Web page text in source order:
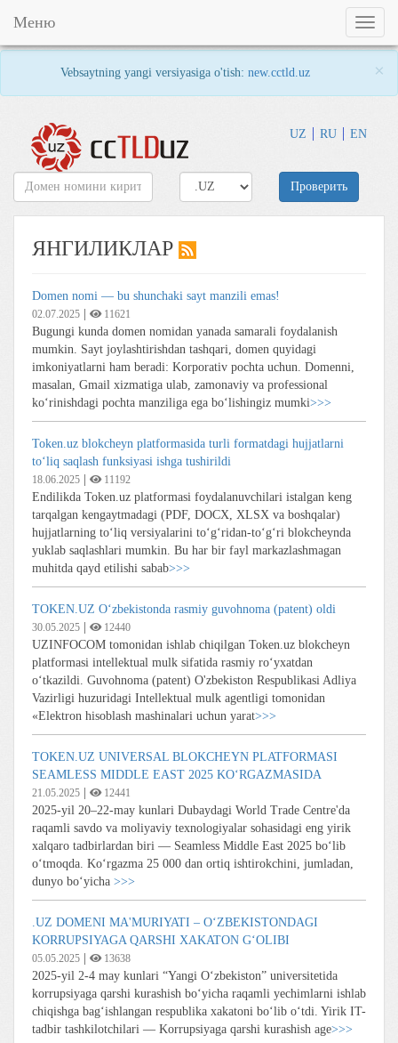
Vebsaytning yangi versiyasiga o'tish: new.cctld.uz ×
UZ RU EN
Toggle
Меню
Проверить
ЯНГИЛИКЛАР
Domen nomi — bu shunchaki sayt manzili emas!
02.07.2025 11621
Bugungi kunda domen nomidan yanada samarali foydalanish
mumkin. Sayt joylashtirishdan tashqari, domen quyidagi
imkoniyatlarni ham beradi: Korporativ pochta uchun. Domenni,
masalan, Gmail xizmatiga ulab, zamonaviy va professional
ko‘rinishdagi pochta manziliga ega bo‘lishingiz mumki>>>
Token.uz blokcheyn platformasida turli formatdagi hujjatlarni
to‘liq saqlash funksiyasi ishga tushirildi
18.06.2025 11192
Endilikda Token.uz platformasi foydalanuvchilari istalgan keng
tarqalgan kengaytmadagi (PDF, DOCX, XLSX va boshqalar)
hujjatlarning to‘liq versiyalarini to‘g‘ridan-to‘g‘ri blokcheynda
yuklab saqlashlari mumkin. Bu har bir fayl markazlashmagan
muhitda qayd etilishi sabab>>>
TOKEN.UZ O‘zbekistonda rasmiy guvohnoma (patent) oldi
30.05.2025 12440
UZINFOCOM tomonidan ishlab chiqilgan Token.uz blokcheyn
platformasi intellektual mulk sifatida rasmiy ro‘yxatdan
o‘tkazildi. Guvohnoma (patent) O'zbekiston Respublikasi Adliya
Vazirligi huzuridagi Intellektual mulk agentligi tomonidan
«Elektron hisoblash mashinalari uchun yarat>>>
TOKEN.UZ UNIVERSAL BLOKCHEYN PLATFORMASI
SEAMLESS MIDDLE EAST 2025 KO‘RGAZMASIDA
21.05.2025 12441
2025-yil 20–22-may kunlari Dubaydagi World Trade Centre'da
raqamli savdo va moliyaviy texnologiyalar sohasidagi eng yirik
xalqaro tadbirlardan biri — Seamless Middle East 2025 bo‘lib
o‘tmoqda. Ko‘rgazma 25 000 dan ortiq ishtirokchini, jumladan,
dunyo bo‘yicha >>>
.UZ DOMENI MA'MURIYATI – O‘ZBEKISTONDAGI
KORRUPSIYAGA QARSHI XAKATON G‘OLIBI
05.05.2025 13638
2025-yil 2-4 may kunlari “Yangi O‘zbekiston” universitetida
korrupsiyaga qarshi kurashish bo‘yicha raqamli yechimlarni ishlab
chiqishga bag‘ishlangan respublika xakatoni bo‘lib o‘tdi. Yirik IT-
tadbir tashkilotchilari — Korrupsiyaga qarshi kurashish age>>>